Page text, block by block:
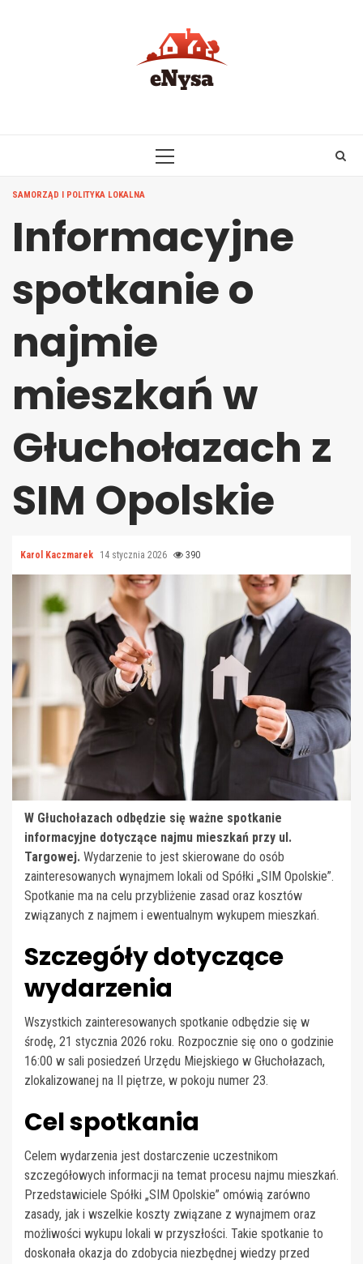
PRIMARY
SAMORZĄD I POLITYKA LOKALNA
Informacyjne
spotkanie o
najmie
mieszkań w
Głuchołazach z
SIM Opolskie
Karol Kaczmarek 14 stycznia 2026 390
W Głuchołazach odbędzie się ważne spotkanie
informacyjne dotyczące najmu mieszkań przy ul.
Targowej. Wydarzenie to jest skierowane do osób
zainteresowanych wynajmem lokali od Spółki „SIM Opolskie”.
Spotkanie ma na celu przybliżenie zasad oraz kosztów
związanych z najmem i ewentualnym wykupem mieszkań.
Szczegóły dotyczące
wydarzenia
Wszystkich zainteresowanych spotkanie odbędzie się w
środę, 21 stycznia 2026 roku. Rozpocznie się ono o godzinie
16:00 w sali posiedzeń Urzędu Miejskiego w Głuchołazach,
zlokalizowanej na II piętrze, w pokoju numer 23.
Cel spotkania
Celem wydarzenia jest dostarczenie uczestnikom
szczegółowych informacji na temat procesu najmu mieszkań.
Przedstawiciele Spółki „SIM Opolskie” omówią zarówno
zasady, jak i wszelkie koszty związane z wynajmem oraz
możliwości wykupu lokali w przyszłości. Takie spotkanie to
doskonała okazja do zdobycia niezbędnej wiedzy przed